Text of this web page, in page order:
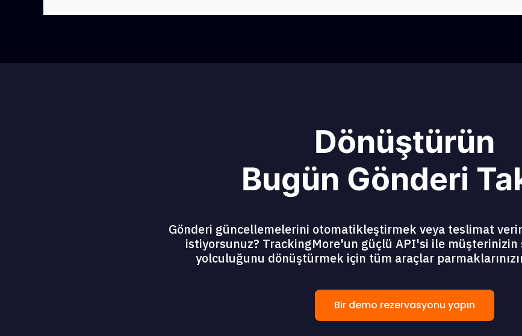
Dönüştürün
Bugün Gönderi
Gönderi güncellemelerini otomatikleştirmek veya teslimat
istiyorsunuz? TrackingMore'un güçlü API'si ile müşterinizin
yolculuğunu dönüştürmek için tüm araçlar
Bir demo rezervasyonu yapın